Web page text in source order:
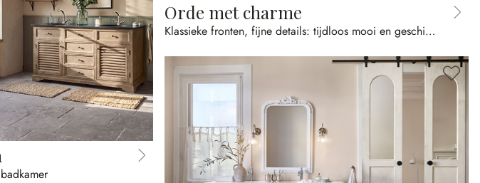
Orde met charme
Klassieke fronten, fijne details: tijdloos mooi en geschikt voor elke dag